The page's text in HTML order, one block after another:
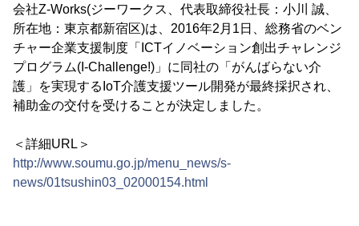
会社Z-Works(ジーワークス、代表取締役社長：小川 誠、
所在地：東京都新宿区)は、2016年2月1日、総務省のベン
チャー企業支援制度「ICTイノベーション創出チャレンジ
プログラム(I-Challenge!)」に同社の「がんばらない介
護」を実現するIoT介護支援ツール開発が最終採択され、
補助金の交付を受けることが決定しました。
＜詳細URL＞
http://www.soumu.go.jp/menu_news/s-
news/01tsushin03_02000154.html